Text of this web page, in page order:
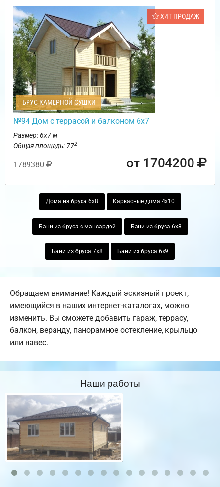
ХИТ ПРОДАЖ
БРУС КАМЕРНОЙ СУШКИ
№94 Дом с террасой и балконом 6х7
Размер: 6х7 м
Общая площадь: 772
1789380 от 1704200
Дома из бруса 6х8 Каркасные дома 4х10
Бани из бруса с мансардой Бани из бруса 6х8
Бани из бруса 7х8 Бани из бруса 6х9
Обращаем внимание! Каждый эскизный проект,
имеющийся в наших интернет-каталогах, можно
изменить. Вы сможете добавить гараж, террасу,
балкон, веранду, панорамное остекление, крыльцо
или навес.
Наши работы